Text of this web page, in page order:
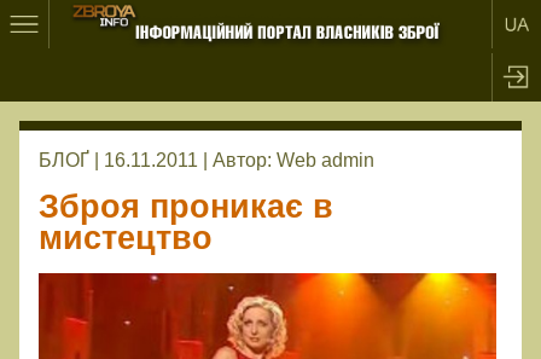
БЛОҐ | 16.11.2011 | Автор: Web admin
Зброя проникає в
мистецтво